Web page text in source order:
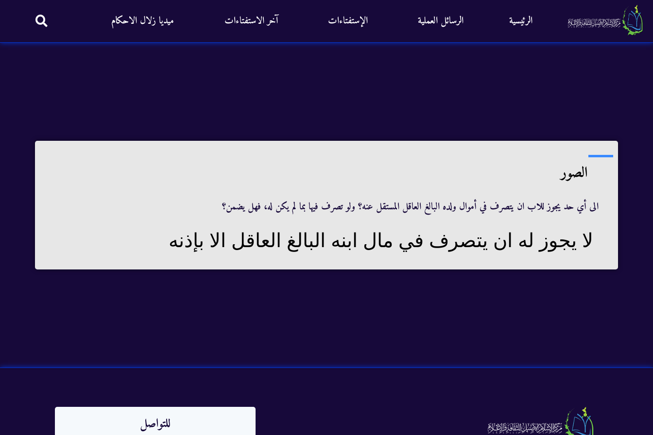
الرئيسية الرسائل العملية الإستفتاءات آخر الاستفتاءات ميديا زلال الاحكام
الصور
الى أي حد يجوز للاب ان يتصرف في أموال ولده البالغ العاقل المستقل عنه؟ ولو تصرف فيها بما لم يكن له، فهل يضمن؟
لا يجوز له ان يتصرف في مال ابنه البالغ العاقل الا بإذنه
للتواصل